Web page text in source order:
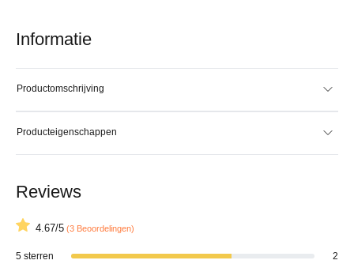
Informatie
Productomschrijving
Producteigenschappen
Reviews
4.67/5 (3 Beoordelingen)
5 sterren
2